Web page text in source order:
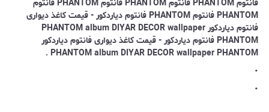
فانتوم PHANTOM فانتوم PHANTOM فانتوم PHANTOM فانتوم
PHANTOM فانتوم PHANTOM فانتوم دیاردکور - قیمت کاغذ دیواری
فانتوم دیاردکور PHANTOM album DIYAR DECOR wallpaper
PHANTOM فانتوم دیاردکور - قیمت کاغذ دیواری فانتوم دیاردکور
PHANTOM album DIYAR DECOR wallpaper PHANTOM .
.
.